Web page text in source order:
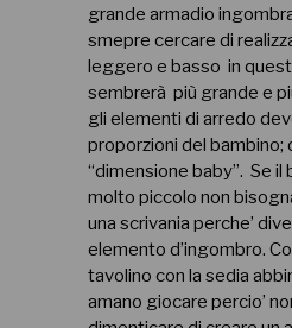
grande armadio
smepre cercare di
leggero e basso in
sembrerà più grande e
gli elementi di arredo
proporzioni del bambino;
“dimensione baby”. Se il
molto piccolo non
una scrivania perche’
elemento d’ingombro.
tavolino con la sedia
amano giocare percio’